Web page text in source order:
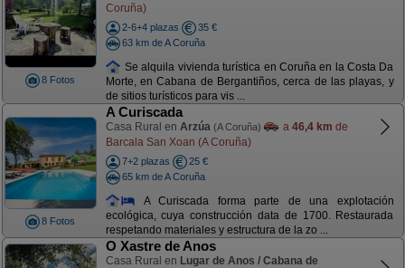
8 Fotos
Coruña)
2-6+4 plazas
35 €
63 km de A Coruña
Se alquila vivienda turística en Coruña en la Costa Da
Morte, en Cabana de Bergantiños, cerca de las playas, y
de sitios turísticos para vis ...
8 Fotos
A Curiscada
Casa Rural en Arzúa (A Coruña) a 46,4 km de
Barcala San Xoan (A Coruña)
7+2 plazas
25 €
65 km de A Coruña
A Curiscada forma parte de una explotación
ecológica, cuya construcción data de 1700. Restaurada
respetando materiales y estructura de la zo ...
O Xastre de Anos
Casa Rural en Lugar de Anos / Cabana de